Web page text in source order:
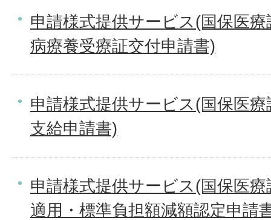
申請様式提供サービス(国保医
病療養受療証交付申請書)
申請様式提供サービス(国保医
支給申請書)
申請様式提供サービス(国保医
適用・標準負担額減額認定申請